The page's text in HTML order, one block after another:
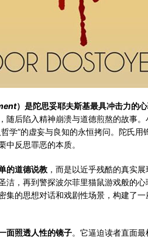
）是陀思妥耶夫斯基最具冲击力的
随后陷入精神崩溃与道德煎熬的故事
学”的虚妄与良知的永恒拷问。陀氏
中反思罪恶的本质。
的道德说教 ，而是以近乎残酷的真实
洁，再到警探波尔菲里猫鼠游戏般的
集的思想对话和戏剧性场景，构建了
面照透人性的镜子。它逼迫读者直面